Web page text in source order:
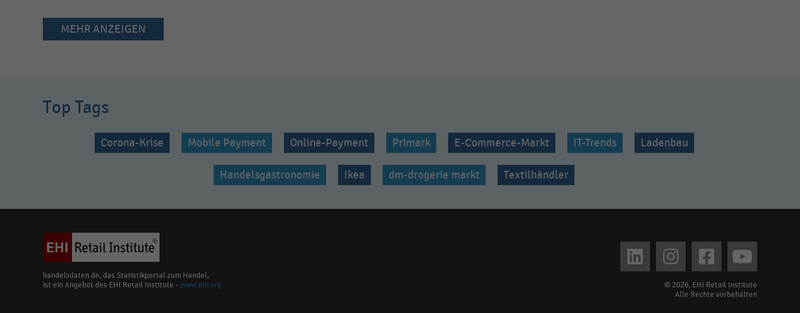
MEHR ANZEIGEN
Top Tags
Corona-Krise Mobile Payment Online-Payment Primark E-Commerce-Markt IT-Trends Ladenbau
Handelsgastronomie Ikea dm-drogerie markt Textilhändler
handelsdaten.de, das Statistikportal zum Handel,
ist ein Angebot des EHI Retail Institute - www.ehi.org
© 2026, EHI Retail Institute
Alle Rechte vorbehalten